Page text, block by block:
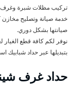
تركيب مظلات شبرة وغرف
خدمة صيانة وتصليح
صيانتها بشكل دوري.
نوفر لكم كافة قطع
بتبديلها عبر حداد شبابيك
حداد غرف